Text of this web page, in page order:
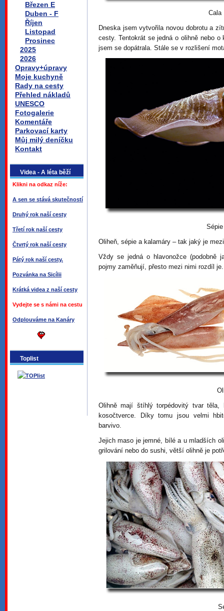
Březen E
Duben - F
Říjen
Listopad
Prosinec
2025
2026
Opravy+úpravy
Moje kuchyně
Rady na cesty
Přehled nákladů
UNESCO
Fotogalerie
Komentáře
Parkovací karty
Můj milý deníčku
Kontakt
Videa - A léta běží
Klikni na odkaz níže:
A sen se stává skutečností
Druhý rok naší cesty
Třetí rok naší cesty
Čtvrtý rok naší cesty
Pátý rok naší cesty.
Pozvánka na Sicílii
Krátká videa z naší cesty
Vydejte se s námi na cestu
Odplouváme na Kanáry
Toplist
Cala
Dneska jsem vytvořila novou dobrotu a
cesty. Tentokrát se jedná o olihně nebo
jsem se dopátrala. Stále se v rozlišení
Oliheň, sépie a kalamáry – tak jaký je
Vždy se jedná o hlavonožce (podobně
pojmy zaměňují, přesto mezi nimi rozdíl je.
Olihně mají štíhlý torpédovitý tvar
kosočtverce. Díky tomu jsou velmi
barvivo.
Jejich maso je jemné, bílé a u mladších
grilování nebo do sushi, větší olihně je